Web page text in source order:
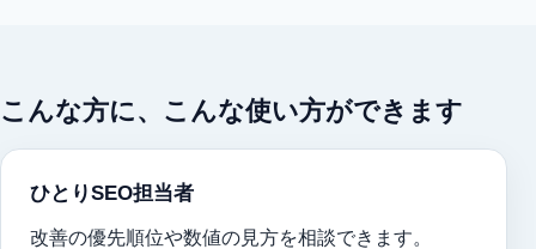
こんな方に、こんな使い方ができます
ひとりSEO担当者
改善の優先順位や数値の見方を相談できます。